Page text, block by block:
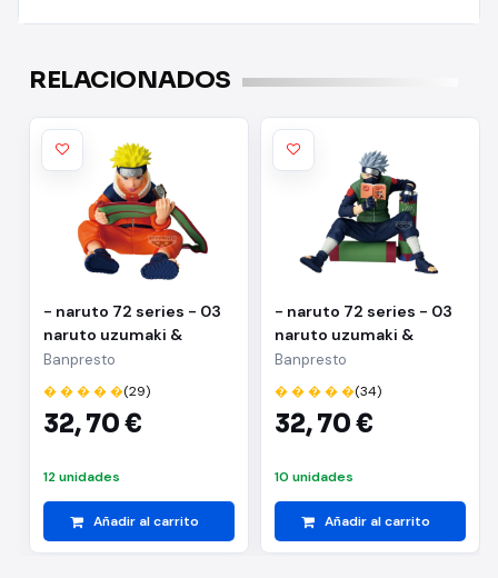
RELACIONADOS
- naruto 72 series - 03
naruto uzumaki &
kakashi hatake(a:naruto
uzumaki)
Banpresto
� � � � �(29)
32,70 €
12 unidades
Añadir al carrito
- naruto 72 series - 03
naruto uzumaki &
kakashi
hatake(b:kakashi
hatake)
Banpresto
� � � � �(34)
32,70 €
10 unidades
Añadir al carrito